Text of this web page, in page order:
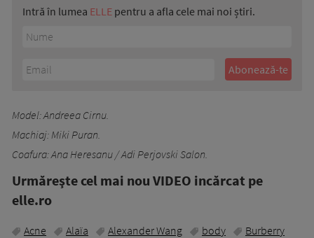
Intră în lumea ELLE pentru a afla cele mai noi știri.
Model: Andreea Cirnu.
Machiaj: Miki Puran.
Coafura: Ana Heresanu / Adi Perjovski Salon.
Urmăreşte cel mai nou VIDEO incărcat pe
elle.ro
Acne Alaïa Alexander Wang body
Burberry